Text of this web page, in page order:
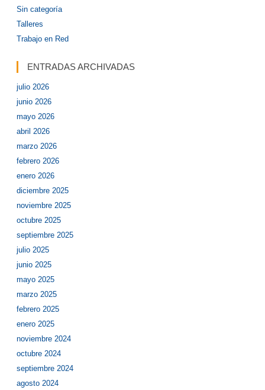
Sin categoría
Talleres
Trabajo en Red
ENTRADAS ARCHIVADAS
julio 2026
junio 2026
mayo 2026
abril 2026
marzo 2026
febrero 2026
enero 2026
diciembre 2025
noviembre 2025
octubre 2025
septiembre 2025
julio 2025
junio 2025
mayo 2025
marzo 2025
febrero 2025
enero 2025
noviembre 2024
octubre 2024
septiembre 2024
agosto 2024